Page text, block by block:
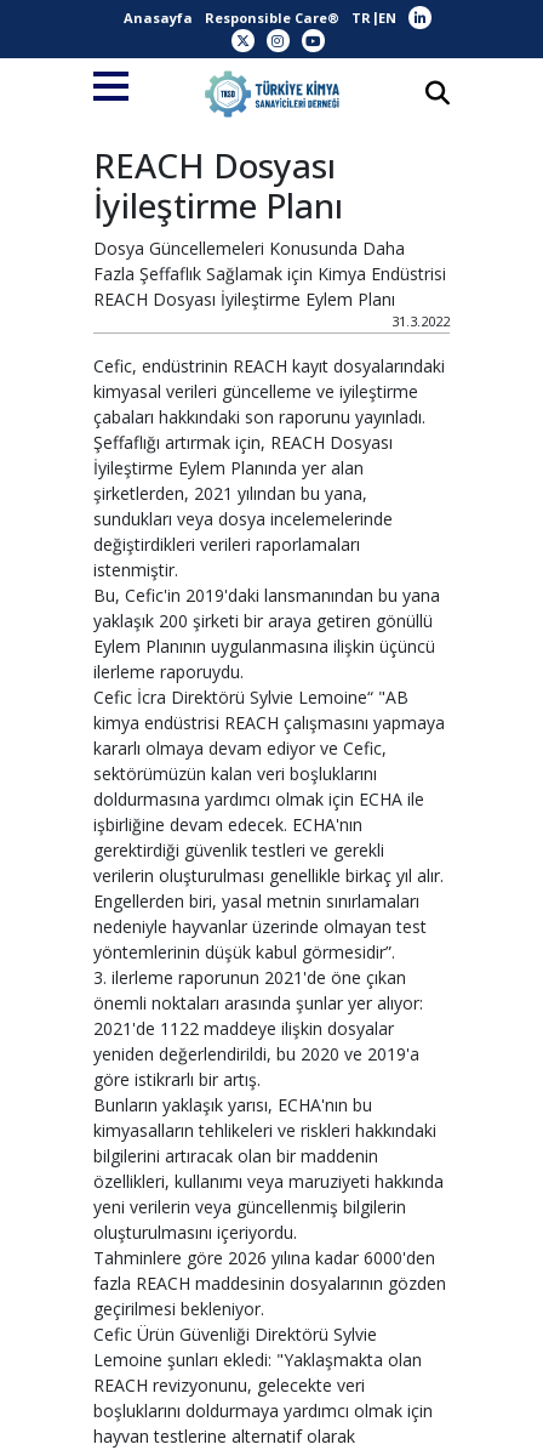
Anasayfa Responsible Care® TR EN
REACH Dosyası
İyileştirme Planı
Dosya Güncellemeleri Konusunda Daha
Fazla Şeffaflık Sağlamak için Kimya Endüstrisi
REACH Dosyası İyileştirme Eylem Planı
31.3.2022
Cefic, endüstrinin REACH kayıt dosyalarındaki
kimyasal verileri güncelleme ve iyileştirme
çabaları hakkındaki son raporunu yayınladı.
Şeffaflığı artırmak için, REACH Dosyası
İyileştirme Eylem Planında yer alan
şirketlerden, 2021 yılından bu yana,
sundukları veya dosya incelemelerinde
değiştirdikleri verileri raporlamaları
istenmiştir.
Bu, Cefic'in 2019'daki lansmanından bu yana
yaklaşık 200 şirketi bir araya getiren gönüllü
Eylem Planının uygulanmasına ilişkin üçüncü
ilerleme raporuydu.
Cefic İcra Direktörü Sylvie Lemoine“ "AB
kimya endüstrisi REACH çalışmasını yapmaya
kararlı olmaya devam ediyor ve Cefic,
sektörümüzün kalan veri boşluklarını
doldurmasına yardımcı olmak için ECHA ile
işbirliğine devam edecek. ECHA'nın
gerektirdiği güvenlik testleri ve gerekli
verilerin oluşturulması genellikle birkaç yıl alır.
Engellerden biri, yasal metnin sınırlamaları
nedeniyle hayvanlar üzerinde olmayan test
yöntemlerinin düşük kabul görmesidir”.
3. ilerleme raporunun 2021'de öne çıkan
önemli noktaları arasında şunlar yer alıyor:
2021'de 1122 maddeye ilişkin dosyalar
yeniden değerlendirildi, bu 2020 ve 2019'a
göre istikrarlı bir artış.
Bunların yaklaşık yarısı, ECHA'nın bu
kimyasalların tehlikeleri ve riskleri hakkındaki
bilgilerini artıracak olan bir maddenin
özellikleri, kullanımı veya maruziyeti hakkında
yeni verilerin veya güncellenmiş bilgilerin
oluşturulmasını içeriyordu.
Tahminlere göre 2026 yılına kadar 6000'den
fazla REACH maddesinin dosyalarının gözden
geçirilmesi bekleniyor.
Cefic Ürün Güvenliği Direktörü Sylvie
Lemoine şunları ekledi: "Yaklaşmakta olan
REACH revizyonunu, gelecekte veri
boşluklarını doldurmaya yardımcı olmak için
hayvan testlerine alternatif olarak